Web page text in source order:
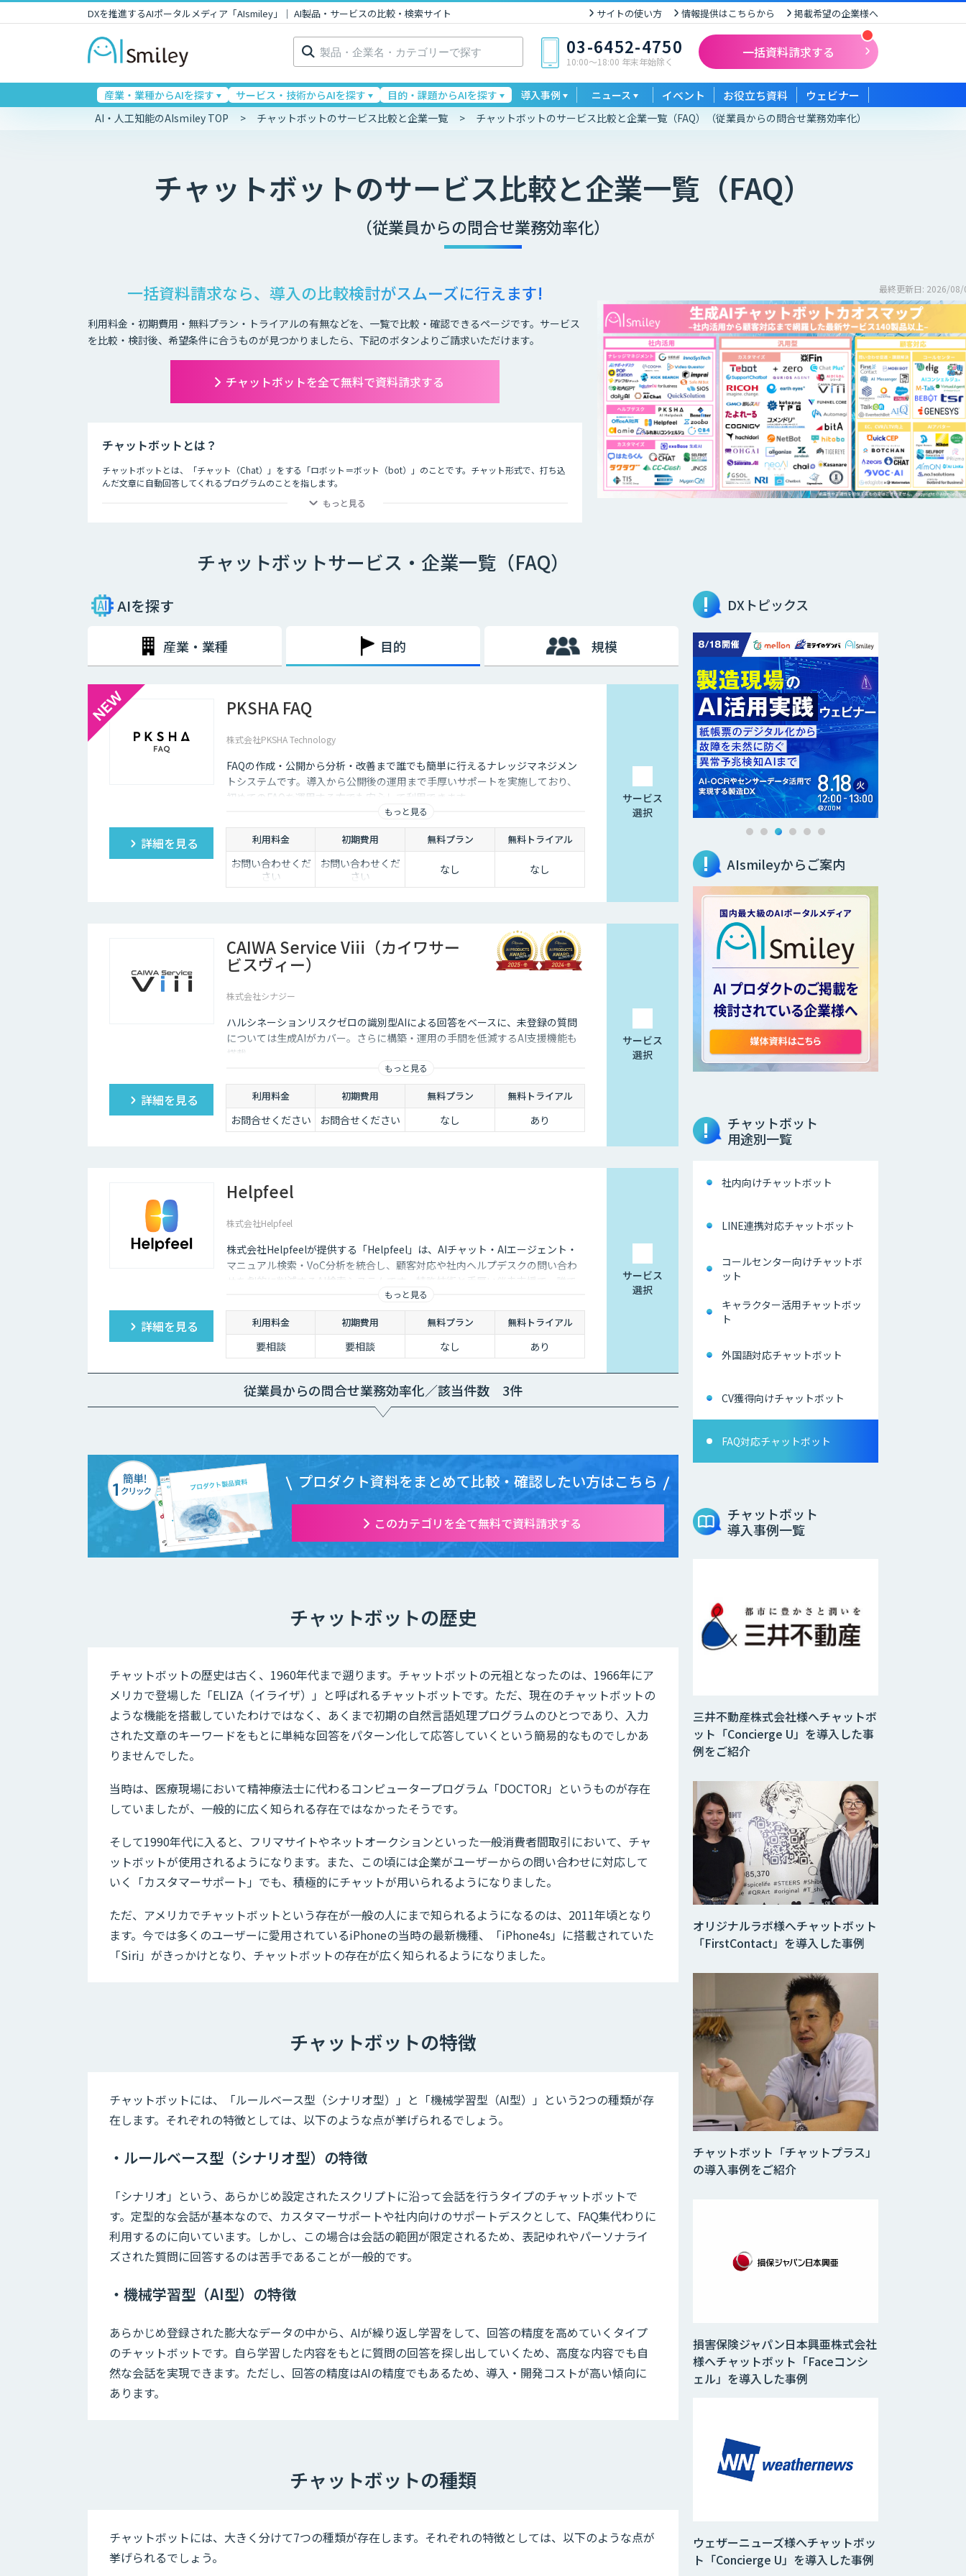
DXを推進するAIポータルメディア「AIsmiley」｜ AI製品・サービスの比較・検索サイト サイトの使い方 情報提供はこちらから 掲載希望の企業様へ
検
索: 03-6452-4750
10:00〜18:00 年末年始除く
一括資料請求する
産業・業種からAIを探す サービス・技術からAIを探す 目的・課題からAIを探す 導入事例 ニュース イベント お役立ち資料 ウェビナー
AI・人工知能のAIsmiley TOP チャットボットのサービス比較と企業一覧 チャットボットのサービス比較と企業一覧（FAQ） （従業員からの問合せ業務効率化）
チャットボットのサービス比較と企業一覧（FAQ）
（従業員からの問合せ業務効率化）
一括資料請求なら、導入の比較検討がスムーズに行えます!
利用料金・初期費用・無料プラン・トライアルの有無などを、一覧で比較・確認できるページです。サービス
を比較・検討後、希望条件に合うものが見つかりましたら、下記のボタンよりご請求いただけます。
チャットボットを全て無料で資料請求する
最終更新日: 2026/08/
チャットボットとは？
チャットボットとは、「チャット（Chat）」をする「ロボット＝ボット（bot）」のことです。チャット形式で、打ち込
んだ文章に自動回答してくれるプログラムのことを指します。
チャットボットは、大きく分けると「AI型」と「シナリオ型」という2つの種類が存在します。
「機械学習型」といわれる仕組みを採用したチャットボットで、文章全体の意味を理解した上で回答を返すことができる
という特徴を持っています。また、機械学習型の場合、過去のデータを蓄積して学習していくため、その学習を重ねるご
・シナリオ型チャットボットの特徴
シナリオ型チャットボットにはAIが搭載されていないため、「Aという単語が含まれていたらBを返答する」といったル
ールを人間が事前に設定しておかなければなりません。また、AI型のように学習を重ねていくわけでもないため、不適切
な返答が行われてしまう場合には、担当者が自ら修正を行う必要があります。
企業がチャットボットを導入するメリットは以下3つが挙げられます。
・24時間365日対応できる
チャットボットを導入することで得られる最大のメリットは、24時間365日対応できるという点です。スマートフォンの
普及に伴い、ユーザーはいつでもインターネット検索を行えるようになりました。そのため現在は、深夜に「この商品に
ついてもっと詳しく知りたい」と思い立つケースも少なくないのです。
そのような場合に、チャットボットを設置しておけば、ユーザーの疑問を解消することができるため、顧客満足度向上に
もつなげていくことができます。低コストで問い合わせ対応の環境を整えられるという点は大きなメリットといえるでし
・問い合わせ対応を効率化できる
ユーザーから似たような問い合わせが頻繁に寄せられることは決して珍しくありません。その質問に毎回担当者が回答し
問い合わせの窓口が電話やメールのみの場合、問い合わせというアクションを面倒に感じてしまい、離脱してしまうユー
ザーも少なくありません。その点、チャットボットであれば普段の友人とのチャットと同じ感覚で質問することができま
す。また、「相手がロボット」という認識があるため、ユーザーもより気軽に問い合わせを行うことができるのです。
チャットボットは多種多様な業界で導入されており、様々なメリットをもたらす存在です。近年は人手不足が深刻化して
もっと見る
チャットボットサービス・企業一覧（FAQ）
AIを探す
産業・業種 目的 規模
PKSHA FAQ
株式会社PKSHA Technology
FAQの作成・公開から分析・改善まで誰でも簡単に行えるナレッジマネジメン
トシステムです。導入から公開後の運用まで手厚いサポートを実施しており、
初めてのFAQを運用する方でも安心して利用できます。
もっと見る
詳細を見る 利用料金 初期費用 無料プラン 無料トライアル
お問い合わせくだ
さい
お問い合わせくだ
さい
なし なし
サービス
選択
CAIWA Service Viii（カイワサー
ビスヴィー）
株式会社シナジー
ハルシネーションリスクゼロの識別型AIによる回答をベースに、未登録の質問
については⽣成AIがカバー。さらに構築・運⽤の⼿間を低減するAI⽀援機能も
搭載。
もっと見る
詳細を見る 利用料金 初期費用 無料プラン 無料トライアル
お問合せください お問合せください なし あり
サービス
選択
Helpfeel
株式会社Helpfeel
株式会社Helpfeelが提供する「Helpfeel」は、AIチャット・AIエージェント・
マニュアル検索・VoC分析を統合し、顧客対応や社内ヘルプデスクの問い合わ
せを劇的に削減するAI検索システムです。特許技術と手厚い伴走支援で、誰で
もっと見る
詳細を見る 利用料金 初期費用 無料プラン 無料トライアル
要相談 要相談 なし あり
サービス
選択
従業員からの問合せ業務効率化／該当件数 3件
プロダクト資料をまとめて比較・確認したい方はこちら
このカテゴリを全て無料で資料請求する
チャットボットの歴史
チャットボットの歴史は古く、1960年代まで遡ります。チャットボットの元祖となったのは、1966年にア
メリカで登場した「ELIZA（イライザ）」と呼ばれるチャットボットです。ただ、現在のチャットボットの
ような機能を搭載していたわけではなく、あくまで初期の自然言語処理プログラムのひとつであり、入力
された文章のキーワードをもとに単純な回答をパターン化して応答していくという簡易的なものでしかあ
りませんでした。
当時は、医療現場において精神療法士に代わるコンピュータープログラム「DOCTOR」というものが存在
していましたが、一般的に広く知られる存在ではなかったそうです。
そして1990年代に入ると、フリマサイトやネットオークションといった一般消費者間取引において、チャ
ットボットが使用されるようになります。また、この頃には企業がユーザーからの問い合わせに対応して
いく「カスタマーサポート」でも、積極的にチャットが用いられるようになりました。
ただ、アメリカでチャットボットという存在が一般の人にまで知られるようになるのは、2011年頃となり
ます。今では多くのユーザーに愛用されているiPhoneの当時の最新機種、「iPhone4s」に搭載されていた
「Siri」がきっかけとなり、チャットボットの存在が広く知られるようになりました。
チャットボットの特徴
チャットボットには、「ルールベース型（シナリオ型）」と「機械学習型（AI型）」という2つの種類が存
在します。それぞれの特徴としては、以下のような点が挙げられるでしょう。
・ルールベース型（シナリオ型）の特徴
「シナリオ」という、あらかじめ設定されたスクリプトに沿って会話を行うタイプのチャットボットで
す。定型的な会話が基本なので、カスタマーサポートや社内向けのサポートデスクとして、FAQ集代わりに
利用するのに向いています。しかし、この場合は会話の範囲が限定されるため、表記ゆれやパーソナライ
ズされた質問に回答するのは苦手であることが一般的です。
・機械学習型（AI型）の特徴
あらかじめ登録された膨大なデータの中から、AIが繰り返し学習をして、回答の精度を高めていくタイプ
のチャットボットです。自ら学習した内容をもとに質問の回答を探し出していくため、高度な内容でも自
然な会話を実現できます。ただし、回答の精度はAIの精度でもあるため、導入・開発コストが高い傾向に
あります。
チャットボットの種類
チャットボットには、大きく分けて7つの種類が存在します。それぞれの特徴としては、以下のような点が
挙げられるでしょう。
DXトピックス
AIsmileyからご案内
チャットボット
用途別一覧
社内向けチャットボット
LINE連携対応チャットボット
コールセンター向けチャットボ
ット
キャラクター活用チャットボッ
ト
外国語対応チャットボット
CV獲得向けチャットボット
FAQ対応チャットボット
チャットボット
導入事例一覧
ウェザーニューズ様へチャットボッ
ト「Concierge U」を導入した事例
損害保険ジャパン日本興亜株式会社
様へチャットボット「Faceコンシ
ェル」を導入した事例
オリジナルラボ様へチャットボット
「FirstContact」を導入した事例
チャットボット「チャットプラス」
の導入事例をご紹介
三井不動産株式会社様へチャットボ
ット「Concierge U」を導入した事
例をご紹介